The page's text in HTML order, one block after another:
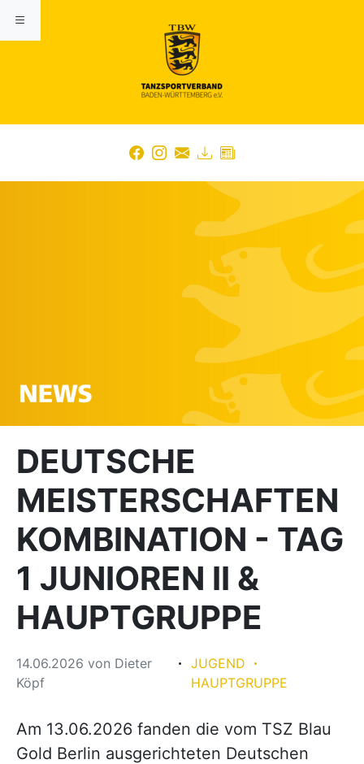
DEUTSCHE
MEISTERSCHAFTEN
KOMBINATION - TAG
1 JUNIOREN II &
HAUPTGRUPPE
14.06.2026 von Dieter
Köpf
JUGEND
HAUPTGRUPPE
Am 13.06.2026 fanden die vom TSZ Blau
Gold Berlin ausgerichteten Deutschen